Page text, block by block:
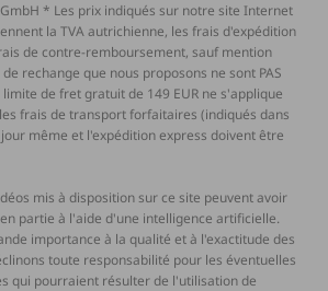
* Les prix indiqués sur notre site Internet
la TVA autrichienne, les frais d'expédition
de contre-remboursement, sauf mention
rechange que nous proposons ne sont PAS
de fret gratuit de 149 EUR ne s'applique
frais de transport forfaitaires (indiqués dans
même et l'expédition express doivent être
mis à disposition sur ce site peuvent avoir
partie à l'aide d'une intelligence artificielle.
importance à la qualité et à l'exactitude des
toute responsabilité pour les éventuelles
qui pourraient résulter de l'utilisation de